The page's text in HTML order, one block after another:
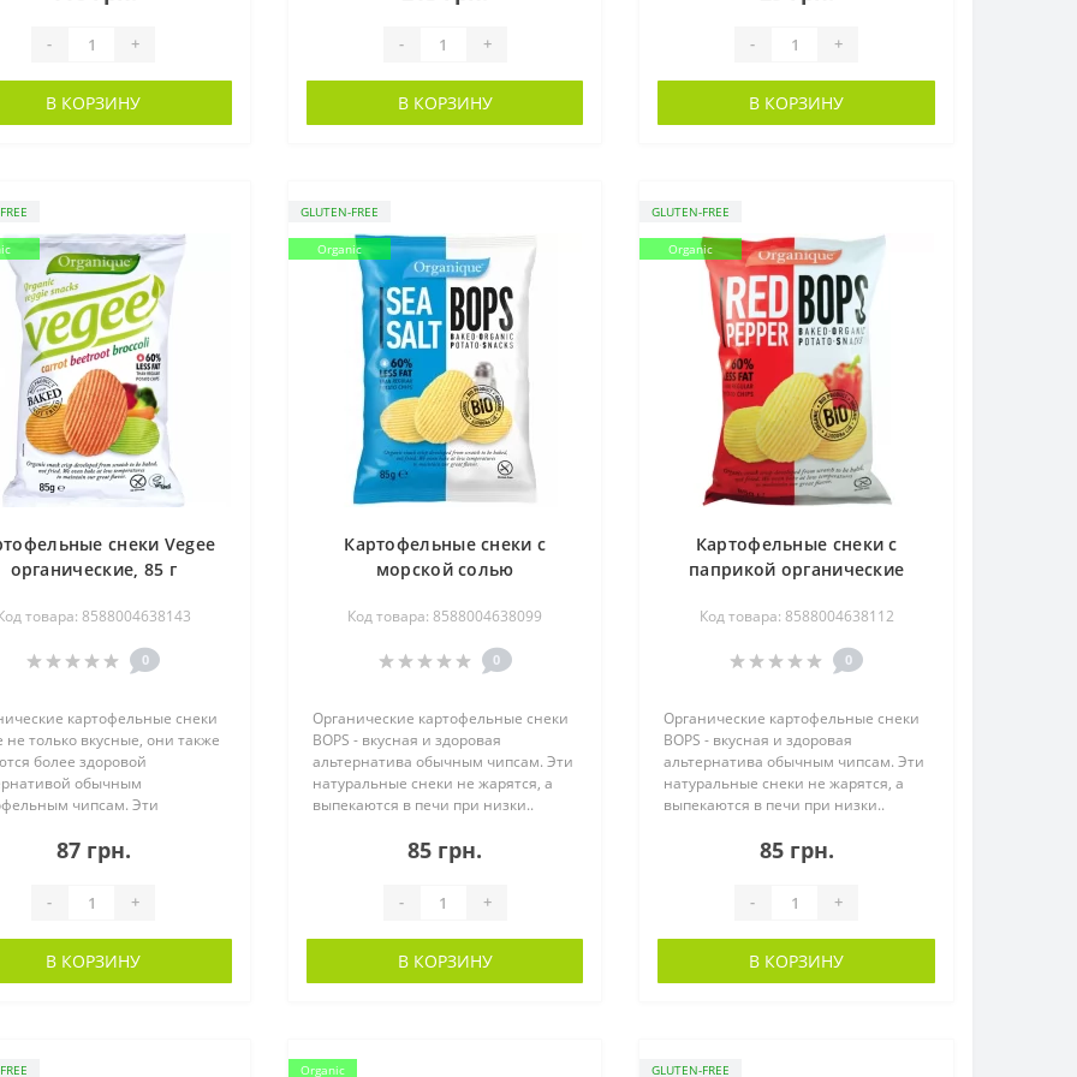
- +
В КОРЗИНУ
- +
В КОРЗИНУ
- +
В КОРЗИНУ
снеки Vegee
органические, 85 г
товара: 8588004638143
0
картофельные снеки
не только вкусные, они также
более здоровой
обычным
чипсам. Эти
87 грн.
- +
В КОРЗИНУ
GLUTEN-FREE
Organic
Картофельные снеки с
морской солью
Код товара: 8588004638099
0
Органические картофельные снеки
BOPS - вкусная и здоровая
альтернатива обычным чипсам. Эти
натуральные снеки не жарятся, а
выпекаются в печи при низки..
85 грн.
- +
В КОРЗИНУ
GLUTEN-FREE
Organic
Картофельные снеки с
паприкой органические
Код товара: 8588004638112
0
Органические картофельные снеки
BOPS - вкусная и здоровая
альтернатива обычным чипсам. Эти
натуральные снеки не жарятся, а
выпекаются в печи при низки..
85 грн.
- +
В КОРЗИНУ
Organic GLUTEN-FREE